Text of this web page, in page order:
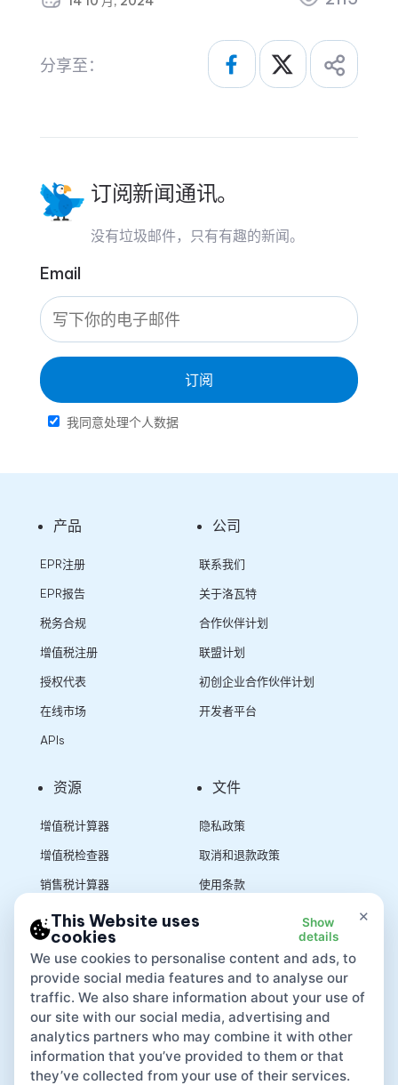
分享至：
订阅新闻通讯。
没有垃圾邮件，只有有趣的新闻。
Email
订阅
我同意处理个人数据
产品
EPR注册
EPR报告
税务合规
增值税注册
授权代表
在线市场
APIs
公司
联系我们
关于洛瓦特
合作伙伴计划
联盟计划
初创企业合作伙伴计划
开发者平台
资源
增值税计算器
增值税检查器
销售税计算器
文件
隐私政策
取消和退款政策
使用条款
×
This Website uses
cookies
Show
details
We use cookies to personalise content and ads, to
provide social media features and to analyse our
traffic. We also share information about your use of
our site with our social media, advertising and
analytics partners who may combine it with other
information that you’ve provided to them or that
they’ve collected from your use of their services.